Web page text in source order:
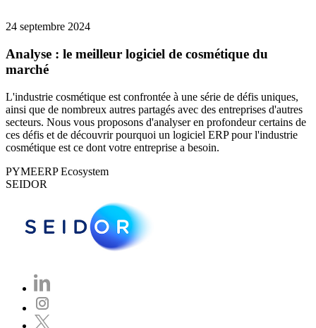
24 septembre 2024
Analyse : le meilleur logiciel de cosmétique du
marché
L'industrie cosmétique est confrontée à une série de défis uniques,
ainsi que de nombreux autres partagés avec des entreprises d'autres
secteurs. Nous vous proposons d'analyser en profondeur certains de
ces défis et de découvrir pourquoi un logiciel ERP pour l'industrie
cosmétique est ce dont votre entreprise a besoin.
PYMEERP Ecosystem
SEIDOR